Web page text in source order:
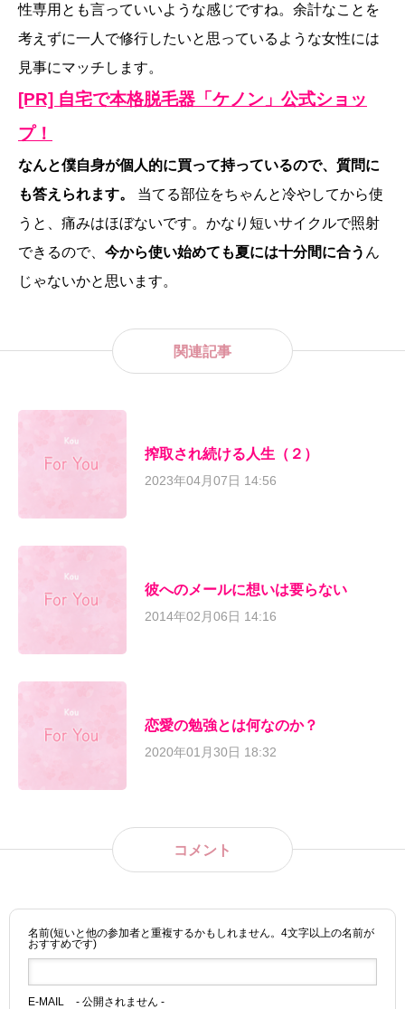
性専用とも言っていいような感じですね。余計なことを
考えずに一人で修行したいと思っているような女性には
見事にマッチします。
[PR] 自宅で本格脱毛器「ケノン」公式ショッ
プ！
なんと僕自身が個人的に買って持っているので、質問に
も答えられます。
当てる部位をちゃんと冷やしてから使
うと、痛みはほぼないです。かなり短いサイクルで照射
できるので、 今から使い始めても夏には十分間に合う ん
じゃないかと思います。
関連記事
搾取され続ける人生（２）
2023年04月07日 14:56
彼へのメールに想いは要らない
2014年02月06日 14:16
恋愛の勉強とは何なのか？
2020年01月30日 18:32
コメント
名前(短いと他の参加者と重複するかもしれません。4文字以上の名前が
おすすめです)
E-MAIL - 公開されません -